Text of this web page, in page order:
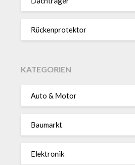
Rücken­pro­tektor
KATEGORIEN
Auto & Motor
Baumarkt
Elektronik